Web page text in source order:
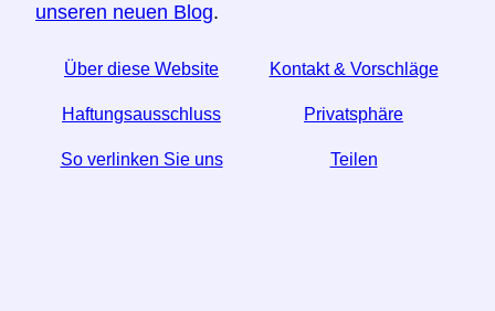
unseren neuen Blog.
Über diese Website Kontakt & Vorschläge
Haftungsausschluss Privatsphäre
So verlinken Sie uns Teilen